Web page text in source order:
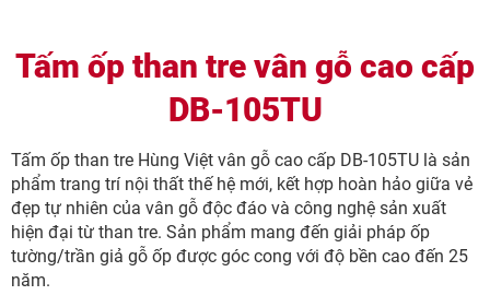
Tấm ốp than tre vân gỗ cao cấp
DB-105TU
Tấm ốp than tre Hùng Việt vân gỗ cao cấp DB-105TU là sản
phẩm trang trí nội thất thế hệ mới, kết hợp hoàn hảo giữa vẻ
đẹp tự nhiên của vân gỗ độc đáo và công nghệ sản xuất
hiện đại từ than tre. Sản phẩm mang đến giải pháp ốp
tường/trần giả gỗ ốp được góc cong với độ bền cao đến 25
năm.